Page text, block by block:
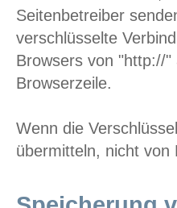
Seitenbetreiber
verschlüsselte
Browsers von "http://
Browserzeile.
Wenn die
übermitteln, nicht von